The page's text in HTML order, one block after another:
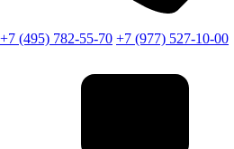
+7 (495) 782-55-70 +7 (977) 527-10-00